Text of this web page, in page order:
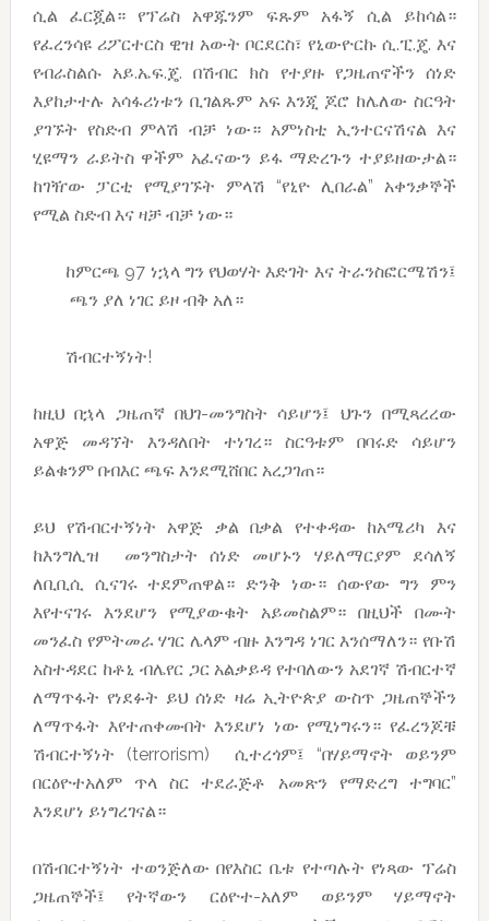
ሲል ፈርጇል። የፕሬስ አዋጁንም ፍጹም አፋኝ ሲል ይከሳል።
የፈረንሳዩ ሪፖርተርስ ዊዝ አውት ቦርደርስ፣ የኒውዮርኩ ሲ.ፒ.ጄ. እና
የብራስልሱ አይ.ኤፍ.ጄ. በሽብር ክስ የተያዙ የጋዜጠኖችን ሰነድ
እያከታተሉ አሳፋሪነቱን ቢገልጹም አፍ እንጂ ጆሮ ከሌለው ስርዓት
ያገኙት የስድብ ምላሽ ብቻ ነው። አምነስቲ ኢንተርናሽናል እና
ሂዩማን ራይትስ ዋችም አፈናውን ይፋ ማድረጉን ተያይዘውታል።
ከገዥው ፓርቲ የሚያገኙት ምላሽ “የኒዮ ሊበራል” አቀንቃኞች
የሚል ስድብ እና ዛቻ ብቻ ነው።
ከምርጫ 97 ነኋላ ግን የህወሃት እድገት እና ትራንስፎርሜሽን፤
ጫን ያለ ነገር ይዞ ብቅ አለ።
ሽብርተኝነት!
ከዚህ በኋላ ጋዜጠኛ በህገ-መንግስት ሳይሆን፤ ህጉን በሚጻረረው
አዋጅ መዳኘት እንዳለበት ተነገረ። ስርዓቱም በባሩድ ሳይሆን
ይልቁንም በብእር ጫፍ እንደሚሸበር አረጋገጠ።
ይህ የሽብርተኝነት አዋጅ ቃል በቃል የተቀዳው ከአሜሪካ እና
ከእንግሊዝ መንግስታት ሰነድ መሆኑን ሃይለማርያም ደሳለኝ
ለቢቢሲ ሲናገሩ ተደምጠዋል። ድንቅ ነው። ሰውየው ግን ምን
እየተናገሩ እንደሆን የሚያውቁት አይመስልም። በዚህች በሙት
መንፈስ የምትመራ ሃገር ሌላም ብዙ እንግዳ ነገር እንሰማለን። የቡሽ
አስተዳደር ከቶኒ ብሌየር ጋር አልቃይዳ የተባለውን አደገኛ ሽብርተኛ
ለማጥፋት የነደፉት ይህ ሰነድ ዛሬ ኢትዮጵያ ውስጥ ጋዜጠኞችን
ለማጥፋት እየተጠቀሙበት እንደሆነ ነው የሚነግሩን። የፈረንጆቹ
ሽብርተኝነት (terrorism) ሲተረጎም፤ “በሃይማኖት ወይንም
በርዕዮተአለም ጥላ ስር ተደራጅቶ አመጽን የማድረግ ተግባር”
እንደሆነ ይነግረገናል።
በሽብርተኝነት ተወንጅለው በየእስር ቤቱ የተጣሉት የነጻው ፕሬስ
ጋዜጠኞች፤ የትኛውን ርዕዮተ-አለም ወይንም ሃይማኖት